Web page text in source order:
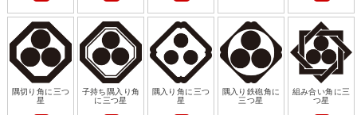
隅切り角に三つ
星
子持ち隅入り角
に三つ星
隅入り角に三つ
星
隅入り鉄砲角に
三つ星
組み合い角に三
つ星